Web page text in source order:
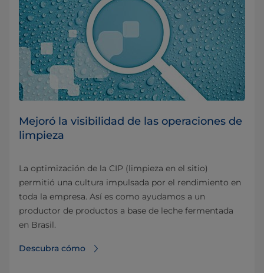
Mejoró la visibilidad de las operaciones de
limpieza
La optimización de la CIP (limpieza en el sitio)
permitió una cultura impulsada por el rendimiento en
toda la empresa. Así es como ayudamos a un
productor de productos a base de leche fermentada
en Brasil.
Descubra cómo